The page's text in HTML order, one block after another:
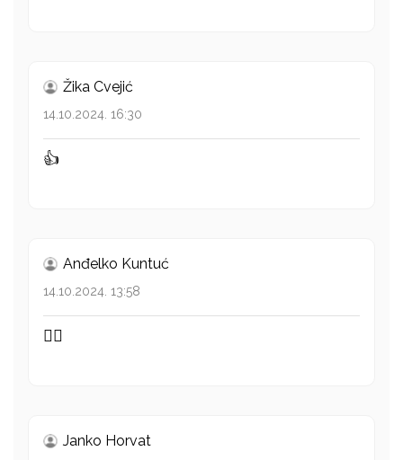
Žika Cvejić
14.10.2024. 16:30
👍
Anđelko Kuntuć
14.10.2024. 13:58
👍🏻
Janko Horvat